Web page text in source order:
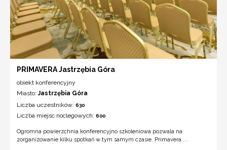
PRIMAVERA Jastrzębia Góra
obiekt konferencyjny
Miasto:Jastrzębia Góra
Liczba uczestników: 630
Liczba miejsc noclegowych: 600
Ogromna powierzchnia konferencyjno szkoleniowa pozwala na
zorganizowanie kilku spotkań w tym samym czasie. Primavera ...